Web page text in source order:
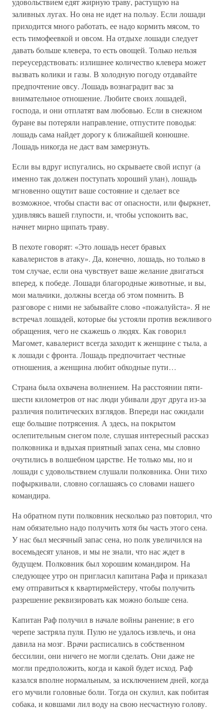
заливных лугах. Но она не идет на пользу. Если лошади
приходится много работать, ее надо кормить мясом, то
есть тимофеевкой и овсом. На отдыхе лошади следует
давать больше клевера, то есть овощей. Только нельзя
переусердствовать: излишнее количество клевера может
вызвать колики и газы. В холодную погоду отдавайте
предпочтение овсу. Лошадь вознаградит вас за
внимательное отношение. Любите своих лошадей,
господа, и они отплатят вам любовью. Если в снежном
буране вы потеряли направление, отпустите поводья:
лошадь сама найдет дорогу к ближайшей конюшне.
Лошадь никогда не даст вам замерзнуть.
Если вы вдруг испугались, но скрываете свой испуг (а
именно так должен поступать хороший улан), лошадь
мгновенно ощутит ваше состояние и сделает все
возможное, чтобы спасти вас от опасности, или фыркнет,
удивляясь вашей глупости, и, чтобы успокоить вас,
начнет мирно щипать траву.
В пехоте говорят: «Это лошадь несет бравых
кавалеристов в атаку». Да, конечно, лошадь, но только в
том случае, если она чувствует ваше желание двигаться
вперед, к победе. Лошади благородные животные, и вы,
мои мальчики, должны всегда об этом помнить. В
разговоре с ними не забывайте слово «пожалуйста». Я не
встречал лошадей, которые бы устояли против вежливого
обращения, чего не скажешь о людях. Как говорил
Магомет, кавалерист всегда заходит к женщине с тыла, а
к лошади с фронта. Лошадь предпочитает честные
отношения, а женщина любит обходные пути…
Страна была охвачена волнением. На расстоянии пяти-
шести километров от нас люди убивали друг друга из-за
различия политических взглядов. Впереди нас ожидали
еще большие потрясения. А здесь, на покрытом
ослепительным снегом поле, слушая интересный рассказ
полковника и вдыхая приятный запах сена, мы словно
очутились в волшебном царстве. Не только мы, но и
лошади с удовольствием слушали полковника. Они тихо
пофыркивали, словно соглашаясь со словами нашего
командира.
На обратном пути полковник несколько раз повторил, что
нам обязательно надо получить хотя бы часть этого сена.
У нас был месячный запас сена, но полк увеличился на
восемьдесят уланов, и мы не знали, что нас ждет в
будущем. Полковник был хорошим командиром. На
следующее утро он пригласил капитана Рафа и приказал
ему отправиться к квартирмейстеру, чтобы получить
разрешение реквизировать как можно больше сена.
Капитан Раф получил в начале войны ранение; в его
черепе застряла пуля. Пулю не удалось извлечь, и она
давила на мозг. Врачи расписались в собственном
бессилии, они ничего не могли сделать. Они даже не
могли предположить, когда и какой будет исход. Раф
казался вполне нормальным, за исключением дней, когда
его мучили головные боли. Тогда он скулил, как побитая
собака, и ковшами лил воду на свою несчастную голову.